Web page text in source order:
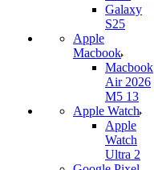
Galaxy
S25
Apple
Macbook
Macbook
Air 2026
M5 13
Apple Watch
Apple
Watch
Ultra 2